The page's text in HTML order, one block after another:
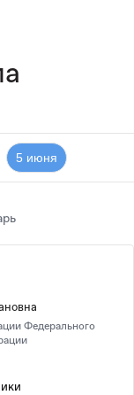
5 июня
Федерального